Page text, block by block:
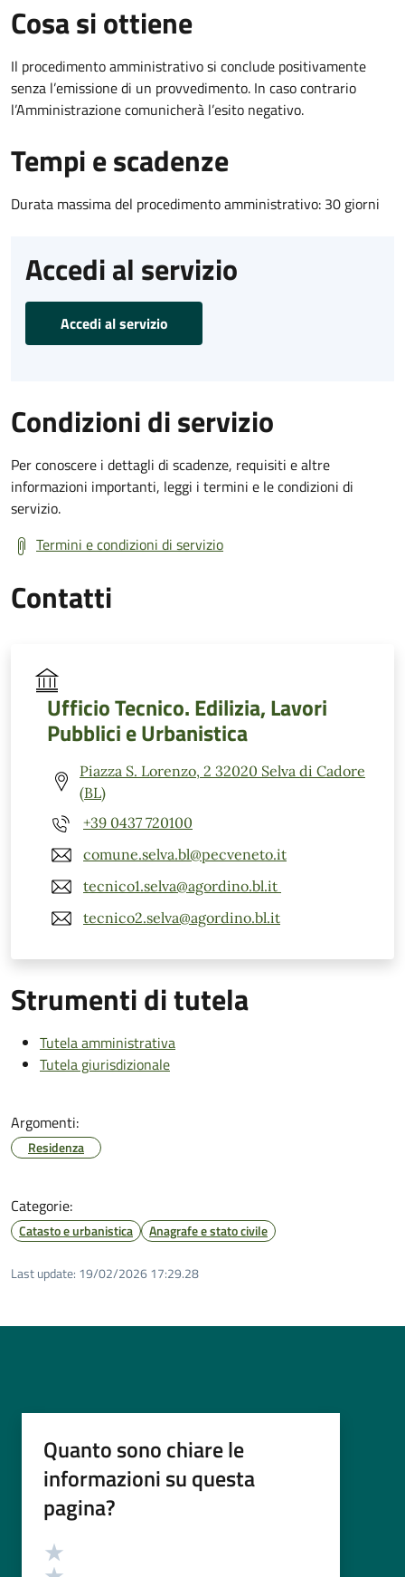
Cosa si ottiene
Il procedimento amministrativo si conclude positivamente
senza l’emissione di un provvedimento. In caso contrario
l’Amministrazione comunicherà l’esito negativo.
Tempi e scadenze
Durata massima del procedimento amministrativo: 30 giorni
Accedi al servizio
Accedi al servizio
Condizioni di servizio
Per conoscere i dettagli di scadenze, requisiti e altre
informazioni importanti, leggi i termini e le condizioni di
servizio.
Termini e condizioni di servizio
Contatti
Ufficio Tecnico. Edilizia, Lavori
Pubblici e Urbanistica
Piazza S. Lorenzo, 2 32020 Selva di Cadore
(BL)
+39 0437 720100
comune.selva.bl@pecveneto.it
tecnico1.selva@agordino.bl.it
tecnico2.selva@agordino.bl.it
Strumenti di tutela
Tutela amministrativa
Tutela giurisdizionale
Argomenti:
Residenza
Categorie:
Catasto e urbanistica Anagrafe e stato civile
Last update: 19/02/2026 17:29.28
Quanto sono chiare le
informazioni su questa
pagina?
Valutazione